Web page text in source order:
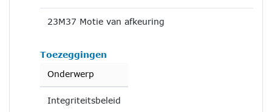
23M37 Motie van afkeuring
Toezeggingen
Onderwerp
Integriteitsbeleid